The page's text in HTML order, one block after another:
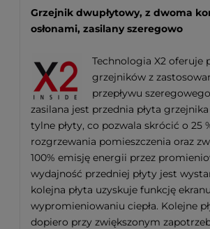
Grzejnik dwupłytowy, z dwoma
osłonami, zasilany szeregowo
Technologia X2 oferuje
grzejników z
przepływu
zasilana jest przednia płyta
tylne płyty, co pozwala skrócić o 25
rozgrzewania pomieszczenia oraz
100% emisję energii przez
wydajność przedniej płyty jest
kolejna płyta uzyskuje funkcję
wypromieniowaniu ciepła. Kolejne
dopiero przy zwiększonym